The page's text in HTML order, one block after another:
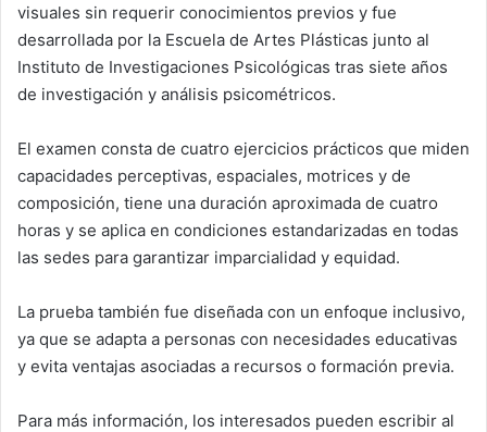
visuales sin requerir conocimientos previos y fue
desarrollada por la Escuela de Artes Plásticas junto al
Instituto de Investigaciones Psicológicas tras siete años
de investigación y análisis psicométricos.
El examen consta de cuatro ejercicios prácticos que miden
capacidades perceptivas, espaciales, motrices y de
composición, tiene una duración aproximada de cuatro
horas y se aplica en condiciones estandarizadas en todas
las sedes para garantizar imparcialidad y equidad.
La prueba también fue diseñada con un enfoque inclusivo,
ya que se adapta a personas con necesidades educativas
y evita ventajas asociadas a recursos o formación previa.
Para más información, los interesados pueden escribir al